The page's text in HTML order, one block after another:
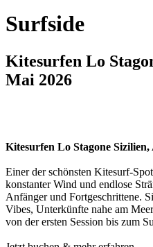
Surfside
Kitesurfen Lo
Mai 2026
Kitesurfen Lo Stagone
Einer der schönsten Kitesurf-
konstanter Wind und endlose
Anfänger und Fortgeschrittene.
Vibes, Unterkünfte nahe am
von der ersten Session bis zum